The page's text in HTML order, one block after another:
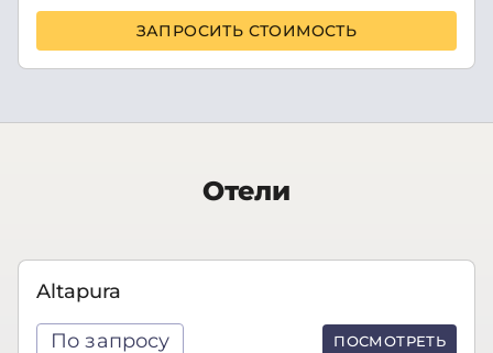
ЗАПРОСИТЬ СТОИМОСТЬ
Отели
Altapura
По запросу ПОСМОТРЕТЬ